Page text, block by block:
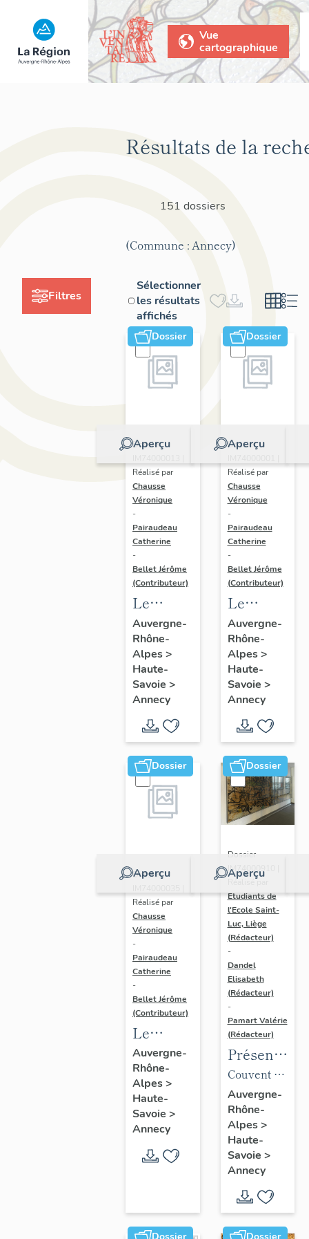
Vue
cartographique
Filtres
Résultats de la
151 dossiers
(Commune : Annecy)
Sélectionner
les résultats
affichés
Dossier
Aperçu
Dossier
Réalisé par
Chausse
Véronique
-
Pairaudeau
Catherine
-
Bellet Jérôme
(Contributeur)
Le
mobilier
du
Musée
château
d'Annecy
Auvergne-
Rhône-
Alpes>
Haute-
Savoie >
Annecy
Dossier
Aperçu
Dossier
Réalisé par
Chausse
Véronique
-
Pairaudeau
Catherine
-
Bellet Jérôme
(Contributeur)
Le
mobilier
de
l'église
paroissiale
Saint-
Maurice
Auvergne-
Rhône-
Alpes>
Haute-
Savoie >
Annecy
Dossier
Aperçu
Dossier
Réalisé par
Chausse
Véronique
-
Pairaudeau
Catherine
-
Bellet Jérôme
(Contributeur)
Le
mobilier
de
l'église
paroissiale
Saint-
Maurice
Auvergne-
Rhône-
Alpes>
Haute-
Savoie >
Annecy
Dossier
Aperçu
Dossier
IM74000910 |
Réalisé par
Etudiants de
l'Ecole Saint-
Luc, Liège
(Rédacteur)
-
Dandel
Elisabeth
(Rédacteur)
-
Pamart Valérie
(Rédacteur)
des 1%
artistiques
du lycée
Gabriel-
Fauré
Couvent du
Saint-
Sépulcre,
puis
manufacture
de coton
Duport,
puis
caserne
Auvergne-
Rhône-
Alpes>
Haute-
Savoie >
Annecy